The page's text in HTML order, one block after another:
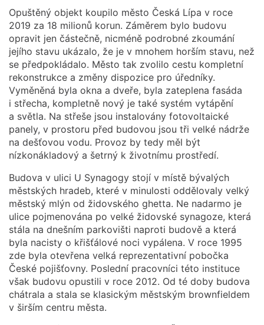
Opuštěný objekt koupilo město Česká Lípa v roce
2019 za 18 milionů korun. Záměrem bylo budovu
opravit jen částečně, nicméně podrobné zkoumání
jejího stavu ukázalo, že je v mnohem horším stavu, než
se předpokládalo. Město tak zvolilo cestu kompletní
rekonstrukce a změny dispozice pro úředníky.
Vyměněná byla okna a dveře, byla zateplena fasáda
i střecha, kompletně nový je také systém vytápění
a světla. Na střeše jsou instalovány fotovoltaické
panely, v prostoru před budovou jsou tři velké nádrže
na dešťovou vodu. Provoz by tedy měl být
nízkonákladový a šetrný k životnímu prostředí.
Budova v ulici U Synagogy stojí v místě bývalých
městských hradeb, které v minulosti oddělovaly velký
městský mlýn od židovského ghetta. Ne nadarmo je
ulice pojmenována po velké židovské synagoze, která
stála na dnešním parkovišti naproti budově a která
byla nacisty o křišťálové noci vypálena. V roce 1995
zde byla otevřena velká reprezentativní pobočka
České pojišťovny. Poslední pracovníci této instituce
však budovu opustili v roce 2012. Od té doby budova
chátrala a stala se klasickým městským brownfieldem
v širším centru města.